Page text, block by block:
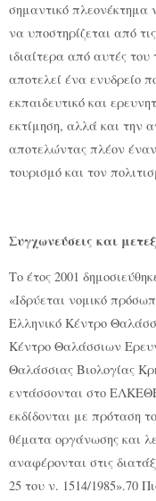
σημαντικό πλεονέκτημα
να υποστηρίζεται από
ιδιαίτερα από αυτές
αποτελεί ένα ενυδρείο
εκπαιδευτικό και
εκτίμηση, αλλά και την
αποτελώντας πλέον
τουρισμό και τον
Συγχωνεύσεις και
Το έτος 2001
«Ιδρύεται νομικό
Ελληνικό Κέντρο
Κέντρο Θαλάσσιων
Θαλάσσιας Βιολογίας
εντάσσονται στο
εκδίδονται με πρόταση
θέματα οργάνωσης και
αναφέρονται στις
25 του ν. 1514/1985».70